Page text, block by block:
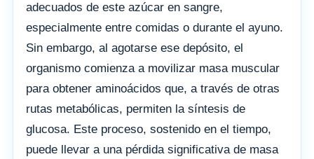
adecuados de este azúcar en sangre,
especialmente entre comidas o durante el ayuno.
Sin embargo, al agotarse ese depósito, el
organismo comienza a movilizar masa muscular
para obtener aminoácidos que, a través de otras
rutas metabólicas, permiten la síntesis de
glucosa. Este proceso, sostenido en el tiempo,
puede llevar a una pérdida significativa de masa